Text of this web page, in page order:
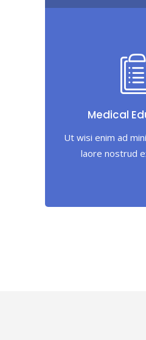
Medical
Ut wisi enim ad
laore nostrud